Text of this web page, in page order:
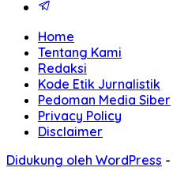
Home
Tentang Kami
Redaksi
Kode Etik Jurnalistik
Pedoman Media Siber
Privacy Policy
Disclaimer
Didukung oleh WordPress -